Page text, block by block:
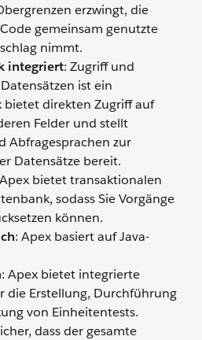
erzwingt, die
gemeinsam genutzte
nimmt.
integriert: Zugriff und
ist ein
bietet direkten Zugriff auf
Felder und stellt
Abfragesprachen zur
Datensätze bereit.
bietet transaktionalen
sodass Sie Vorgänge
können.
: Apex basiert auf Java-
: Apex bietet integrierte
die Erstellung, Durchführung
von Einheitentests.
dass der gesamte